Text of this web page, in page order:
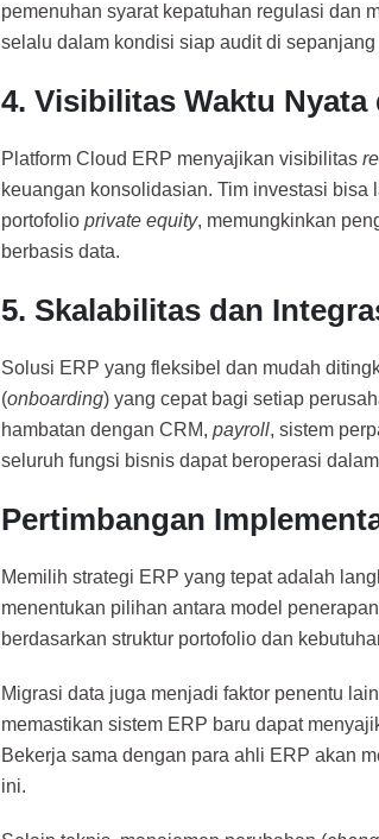
pemenuhan syarat kepatuhan regulasi dan
selalu dalam kondisi siap audit di
4. Visibilitas Waktu
Platform Cloud ERP menyajikan visibilitas
keuangan konsolidasian. Tim investasi
portofolio private equity, memungkinkan
berbasis data.
5. Skalabilitas dan
Solusi ERP yang fleksibel dan mudah
(onboarding) yang cepat bagi setiap
hambatan dengan CRM, payroll, sistem
seluruh fungsi bisnis dapat beroperasi
Pertimbangan
Memilih strategi ERP yang tepat adalah
menentukan pilihan antara model
berdasarkan struktur portofolio dan
Migrasi data juga menjadi faktor penentu
memastikan sistem ERP baru dapat
Bekerja sama dengan para ahli ERP akan
ini.